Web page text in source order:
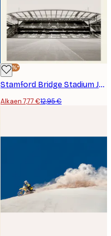
-40%*
Stamford Bridge Stadium Juliste
Alkaen 7,77 €12,95 €